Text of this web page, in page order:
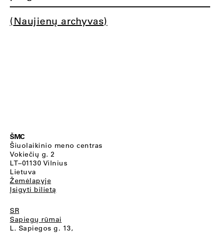
(Naujienų archyvas)
ŠMC
Šiuolaikinio meno centras
Vokiečių g. 2
LT–01130 Vilnius
Lietuva
Žemėlapyje
Įsigyti bilietą
SR
Sapiegų rūmai
L. Sapiegos g. 13,